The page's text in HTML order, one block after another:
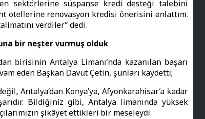
sektörlerine süspanse kredi desteği talebini
otellerine renovasyon kredisi önerisini anlattım.
verdiler” dedi.
bir neşter vurmuş olduk
birisinin Antalya Limanı’nda kazanılan başarı
eden Başkan Davut Çetin, şunları kaydetti;
Antalya’dan Konya’ya, Afyonkarahisar’a kadar
Bildiğiniz gibi, Antalya limanında yüksek
şikâyet ettikleri bir meseleydi.